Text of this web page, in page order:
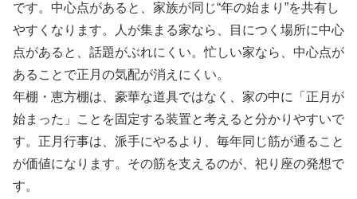
です。中心点があると、家族が同じ“年の始まり”を共有し
やすくなります。人が集まる家なら、目につく場所に中心
点があると、話題がぶれにくい。忙しい家なら、中心点が
あることで正月の気配が消えにくい。
年棚・恵方棚は、豪華な道具ではなく、家の中に「正月が
始まった」ことを固定する装置と考えると分かりやすいで
す。正月行事は、派手にやるより、毎年同じ筋が通ること
が価値になります。その筋を支えるのが、祀り座の発想で
す。